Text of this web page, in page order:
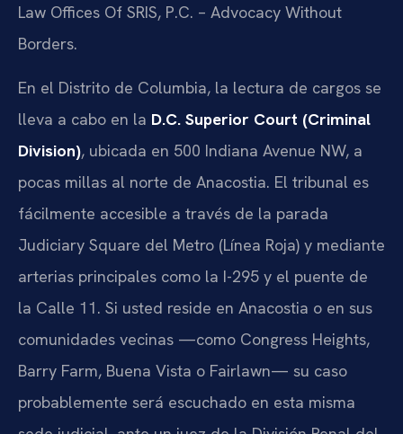
Law Offices Of SRIS, P.C. – Advocacy Without
Borders.
En el Distrito de Columbia, la lectura de cargos se
lleva a cabo en la D.C. Superior Court (Criminal
Division), ubicada en 500 Indiana Avenue NW, a
pocas millas al norte de Anacostia. El tribunal es
fácilmente accesible a través de la parada
Judiciary Square del Metro (Línea Roja) y mediante
arterias principales como la I-295 y el puente de
la Calle 11. Si usted reside en Anacostia o en sus
comunidades vecinas —como Congress Heights,
Barry Farm, Buena Vista o Fairlawn— su caso
probablemente será escuchado en esta misma